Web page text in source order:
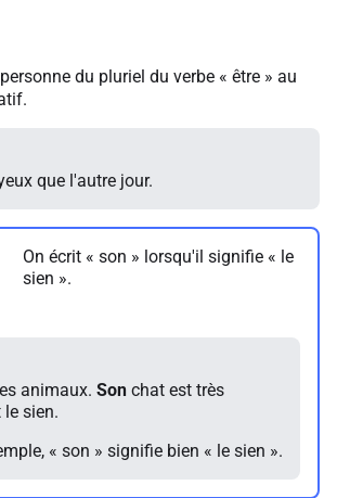
personne du pluriel du verbe « être » au
que l'autre jour.
On écrit « son » lorsqu'il signifie « le
sien ».
animaux. Son chat est très
le sien.
« son » signifie bien « le sien ».